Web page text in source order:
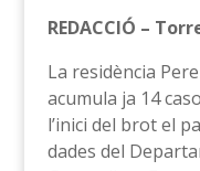
REDACCIÓ –
La residència
acumula ja 14
l’inici del brot el
dades del